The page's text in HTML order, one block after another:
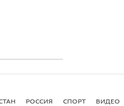
РОССИЯ СПОРТ ВИДЕО